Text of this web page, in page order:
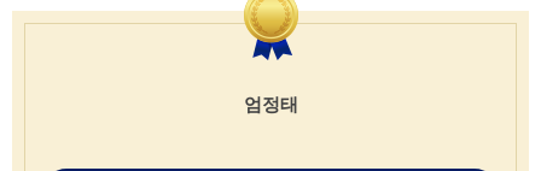
엄정태